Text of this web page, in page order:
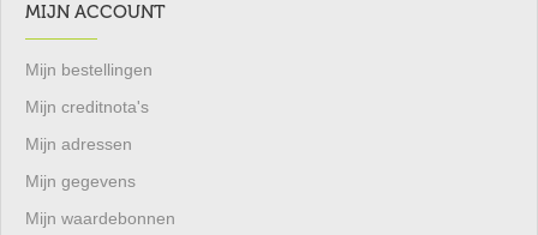
MIJN ACCOUNT
Mijn bestellingen
Mijn creditnota's
Mijn adressen
Mijn gegevens
Mijn waardebonnen